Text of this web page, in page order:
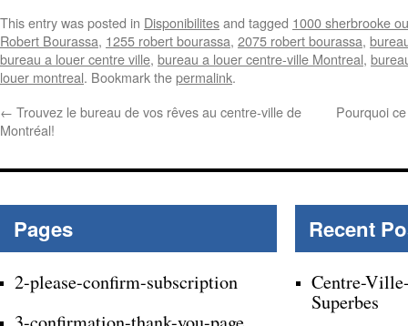
This entry was posted in Disponibilitesand tagged 1000 sherbrooke
Robert Bourassa, 1255 robert bourassa, 2075 robert bourassa,
bureau a louer centre ville, bureau a louer centre-ville Montreal,
louer montreal. Bookmark thepermalink.
← Trouvez le bureau de vos rêves au centre-ville de
Montréal!
Pourquoi
Pages
2-please-confirm-subscription
Recent
Centre-
Superbes